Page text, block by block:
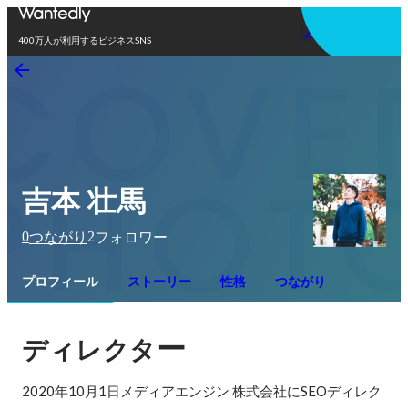
400万人が利用するビジネスSNS
アプリを使う
吉本 壮馬
0つながり 2フォロワー
プロフィール ストーリー 性格 つながり
ディレクター
2020年10月1日メディアエンジン 株式会社にSEOディレク